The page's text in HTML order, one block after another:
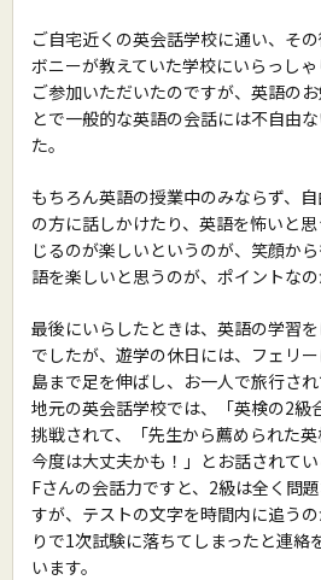
ご自宅近くの英会話学校に通い、そ
ボニーが教えていた学校にいらっし
ご参加いただいたのですが、英語の
とで一般的な英語の会話には不自由
た。
もちろん英語の授業中のみならず、
の方に話しかけたり、英語を怖いと
じるのが楽しいというのが、笑顔か
語を楽しいと思うのが、ポイントな
最後にいらしたときは、英語の学習を
でしたが、遊学の休日には、フェリ
島まで足を伸ばし、お一人で旅行され
地元の英会話学校では、「英検の2級
挑戦されて、「先生から薦められた英
今度は大丈夫かも！」とお話されてい
Fさんの会話力ですと、2級は全く問
すが、テストの文字を時間内に追う
りで1次試験に落ちてしまったと連絡
います。